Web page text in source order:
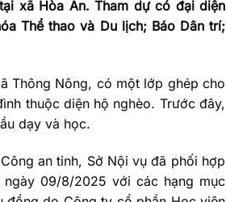
xã Hòa An. Tham dự có đại diện
Thể thao và Du lịch; Báo Dân trí;
Thông Nông, có một lớp ghép cho
thuộc diện hộ nghèo. Trước đây,
dạy và học.
an tỉnh, Sở Nội vụ đã phối hợp
09/8/2025 với các hạng mục